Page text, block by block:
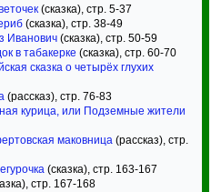
(сказка), стр. 5-37
(сказка), стр. 38-49
Иванович (сказка), стр. 50-59
в табакерке (сказка), стр. 60-70
сказка о четырёх глухих
(рассказ), стр. 76-83
курица, или Подземные жители
маковница (рассказ), стр.
(сказка), стр. 163-167
стр. 167-168